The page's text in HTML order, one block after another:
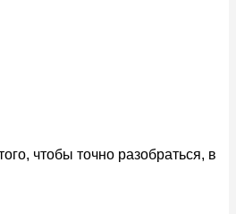
чтобы точно разобраться, в